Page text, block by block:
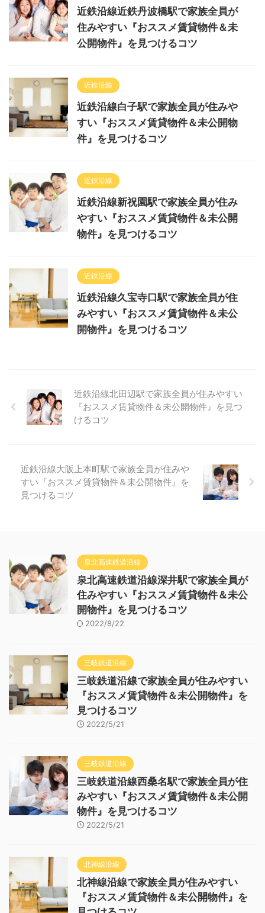
近鉄沿線近鉄丹波橋駅で家族全員が
住みやすい『おススメ賃貸物件＆未
公開物件』を見つけるコツ
近鉄沿線
近鉄沿線白子駅で家族全員が住みや
すい『おススメ賃貸物件＆未公開物
件』を見つけるコツ
近鉄沿線
近鉄沿線新祝園駅で家族全員が住み
やすい『おススメ賃貸物件＆未公開
物件』を見つけるコツ
近鉄沿線
近鉄沿線久宝寺口駅で家族全員が住
みやすい『おススメ賃貸物件＆未公
開物件』を見つけるコツ
近鉄沿線北田辺駅で家族全員が住みやすい
『おススメ賃貸物件＆未公開物件』を見つ
けるコツ
近鉄沿線大阪上本町駅で家族全員が住みや
すい『おススメ賃貸物件＆未公開物件』を
見つけるコツ
泉北高速鉄道沿線
泉北高速鉄道沿線深井駅で家族全員が
住みやすい『おススメ賃貸物件＆未公
開物件』を見つけるコツ
2022/8/22
三岐鉄道沿線
三岐鉄道沿線で家族全員が住みやすい
『おススメ賃貸物件＆未公開物件』を
見つけるコツ
2022/5/21
三岐鉄道沿線
三岐鉄道沿線西桑名駅で家族全員が住
みやすい『おススメ賃貸物件＆未公開
物件』を見つけるコツ
2022/5/21
北神線沿線
北神線沿線で家族全員が住みやすい
『おススメ賃貸物件＆未公開物件』を